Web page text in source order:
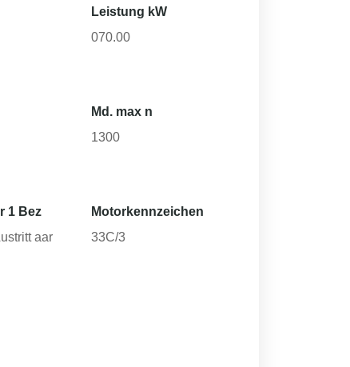
Leistung kW
070.00
Md. max n
1300
1 Bez
aar
Motorkennzeichen
33C/3